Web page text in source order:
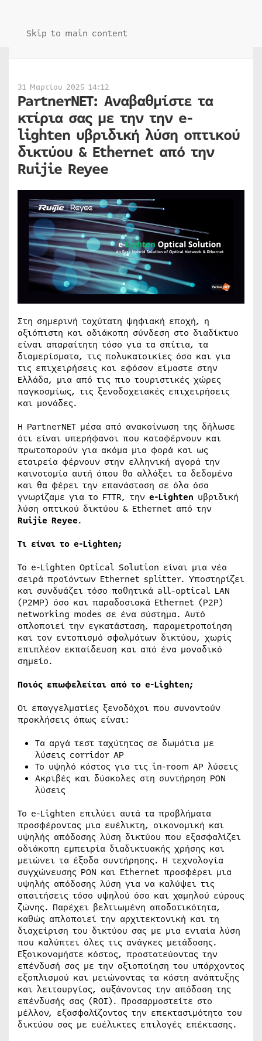
Skip to main content
31 Μαρτίου 2025 14:12
PartnerNET: Αναβαθμίστε τα
κτίρια σας με την την e-
lighten υβριδική λύση οπτικού
δικτύου & Ethernet από την
Ruijie Reyee
Στη σημερινή ταχύτατη ψηφιακή εποχή, η
αξιόπιστη και αδιάκοπη σύνδεση στο διαδίκτυο
είναι απαραίτητη τόσο για τα σπίτια, τα
διαμερίσματα, τις πολυκατοικίες όσο και για
τις επιχειρήσεις και εφόσον είμαστε στην
Ελλάδα, μια από τις πιο τουριστικές χώρες
παγκοσμίως, τις ξενοδοχειακές επιχειρήσεις
και μονάδες.
Η PartnerNET μέσα από ανακοίνωση της δήλωσε
ότι είναι υπερήφανοι που καταφέρνουν και
πρωτοπορούν για ακόμα μια φορά και ως
εταιρεία φέρνουν στην ελληνική αγορά την
καινοτομία αυτή όπου θα αλλάξει τα δεδομένα
και θα φέρει την επανάσταση σε όλα όσα
γνωρίζαμε για το FTTR, την e-Lighten υβριδική
λύση οπτικού δικτύου & Ethernet από την
Ruijie Reyee.
Τι είναι το e-Lighten;
Το e-Lighten Optical Solution είναι μια νέα
σειρά προϊόντων Ethernet splitter. Υποστηρίζει
και συνδυάζει τόσο παθητικά all-optical LAN
(P2MP) όσο και παραδοσιακά Ethernet (P2P)
networking modes σε ένα σύστημα. Αυτό
απλοποιεί την εγκατάσταση, παραμετροποίηση
και τον εντοπισμό σφαλμάτων δικτύου, χωρίς
επιπλέον εκπαίδευση και από ένα μοναδικό
σημείο.
Ποιός επωφελείται από το e-Lighten;
Οι επαγγελματίες ξενοδόχοι που συναντούν
προκλήσεις όπως είναι:
Τα αργά τεστ ταχύτητας σε δωμάτια με
λύσεις corridor AP
Το υψηλό κόστος για τις in-room AP λύσεις
Ακριβές και δύσκολες στη συντήρηση PON
λύσεις
Το e-Lighten επιλύει αυτά τα προβλήματα
προσφέροντας μια ευέλικτη, οικονομική και
υψηλής απόδοσης λύση δικτύου που εξασφαλίζει
αδιάκοπη εμπειρία διαδικτυακής χρήσης και
μειώνει τα έξοδα συντήρησης. Η τεχνολογία
συγχώνευσης PON και Ethernet προσφέρει μια
υψηλής απόδοσης λύση για να καλύψει τις
απαιτήσεις τόσο υψηλού όσο και χαμηλού εύρους
ζώνης. Παρέχει βελτιωμένη αποδοτικότητα,
καθώς απλοποιεί την αρχιτεκτονική και τη
διαχείριση του δικτύου σας με μια ενιαία λύση
που καλύπτει όλες τις ανάγκες μετάδοσης.
Εξοικονομήστε κόστος, προστατεύοντας την
επένδυσή σας με την αξιοποίηση του υπάρχοντος
εξοπλισμού και μειώνοντας τα κόστη ανάπτυξης
και λειτουργίας, αυξάνοντας την απόδοση της
επένδυσής σας (ROI). Προσαρμοστείτε στο
μέλλον, εξασφαλίζοντας την επεκτασιμότητα του
δικτύου σας με ευέλικτες επιλογές επέκτασης.